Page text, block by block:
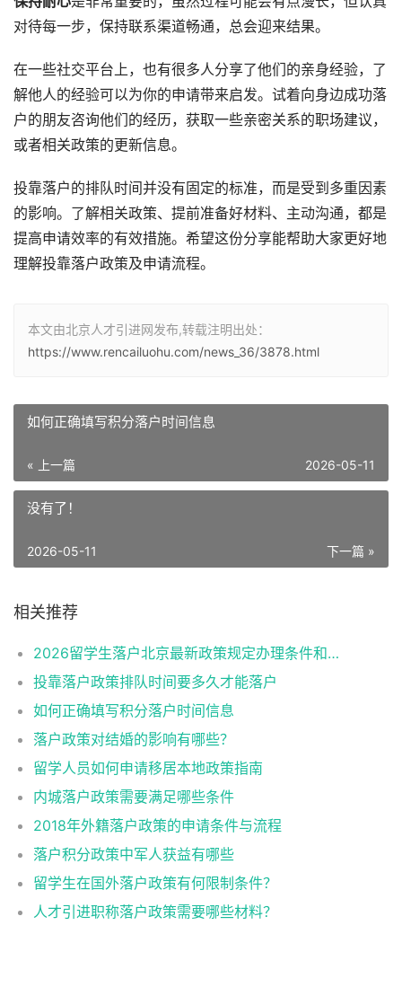
对待每一步，保持联系渠道畅通，总会迎来结果。
在一些社交平台上，也有很多人分享了他们的亲身经验，了
解他人的经验可以为你的申请带来启发。试着向身边成功落
户的朋友咨询他们的经历，获取一些亲密关系的职场建议，
或者相关政策的更新信息。
投靠落户的排队时间并没有固定的标准，而是受到多重因素
的影响。了解相关政策、提前准备好材料、主动沟通，都是
提高申请效率的有效措施。希望这份分享能帮助大家更好地
理解投靠落户政策及申请流程。
本文由北京人才引进网发布,转载注明出处：
https://www.rencailuohu.com/news_36/3878.html
如何正确填写积分落户时间信息
« 上一篇 2026-05-11
没有了！
下一篇 »
2026-05-11
相关推荐
2026留学生落户北京最新政策规定办理条件和材料及流程
投靠落户政策排队时间要多久才能落户
如何正确填写积分落户时间信息
落户政策对结婚的影响有哪些？
留学人员如何申请移居本地政策指南
内城落户政策需要满足哪些条件
2018年外籍落户政策的申请条件与流程
落户积分政策中军人获益有哪些
留学生在国外落户政策有何限制条件？
人才引进职称落户政策需要哪些材料？